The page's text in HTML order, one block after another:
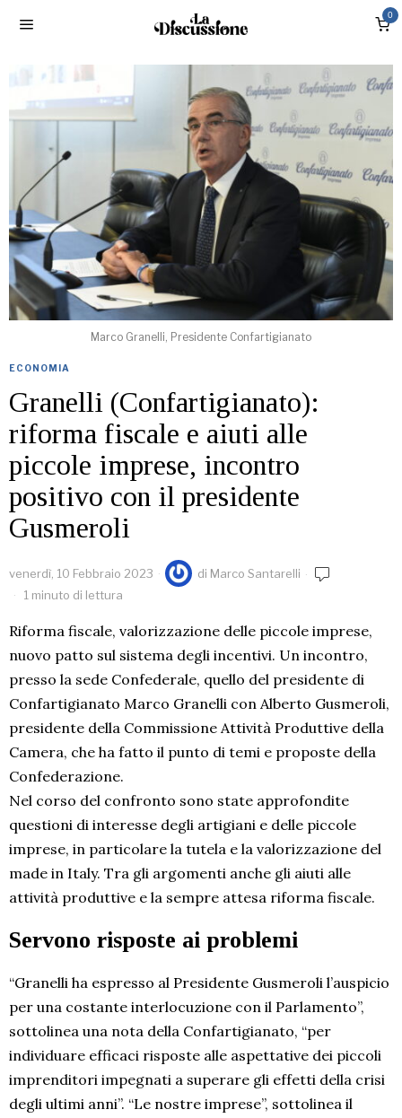
0
Marco Granelli, Presidente Confartigianato
ECONOMIA
Granelli (Confartigianato):
riforma fiscale e aiuti alle
piccole imprese, incontro
positivo con il presidente
Gusmeroli
venerdì, 10 Febbraio 2023 di Marco Santarelli
1 minuto di lettura
Riforma fiscale, valorizzazione delle piccole imprese,
nuovo patto sul sistema degli incentivi. Un incontro,
presso la sede Confederale, quello del presidente di
Confartigianato Marco Granelli con Alberto Gusmeroli,
presidente della Commissione Attività Produttive della
Camera, che ha fatto il punto di temi e proposte della
Confederazione.
Nel corso del confronto sono state approfondite
questioni di interesse degli artigiani e delle piccole
imprese, in particolare la tutela e la valorizzazione del
made in Italy. Tra gli argomenti anche gli aiuti alle
attività produttive e la sempre attesa riforma fiscale.
Servono risposte ai problemi
“Granelli ha espresso al Presidente Gusmeroli l’auspicio
per una costante interlocuzione con il Parlamento”,
sottolinea una nota della Confartigianato, “per
individuare efficaci risposte alle aspettative dei piccoli
imprenditori impegnati a superare gli effetti della crisi
degli ultimi anni”. “Le nostre imprese”, sottolinea il